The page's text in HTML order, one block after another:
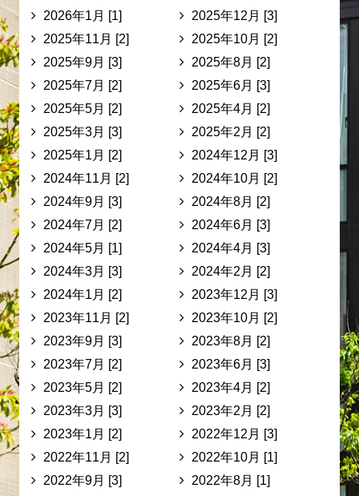
2026年1月 [1]
2025年12月 [3]
2025年11月 [2]
2025年10月 [2]
2025年9月 [3]
2025年8月 [2]
2025年7月 [2]
2025年6月 [3]
2025年5月 [2]
2025年4月 [2]
2025年3月 [3]
2025年2月 [2]
2025年1月 [2]
2024年12月 [3]
2024年11月 [2]
2024年10月 [2]
2024年9月 [3]
2024年8月 [2]
2024年7月 [2]
2024年6月 [3]
2024年5月 [1]
2024年4月 [3]
2024年3月 [3]
2024年2月 [2]
2024年1月 [2]
2023年12月 [3]
2023年11月 [2]
2023年10月 [2]
2023年9月 [3]
2023年8月 [2]
2023年7月 [2]
2023年6月 [3]
2023年5月 [2]
2023年4月 [2]
2023年3月 [3]
2023年2月 [2]
2023年1月 [2]
2022年12月 [3]
2022年11月 [2]
2022年10月 [1]
2022年9月 [3]
2022年8月 [1]